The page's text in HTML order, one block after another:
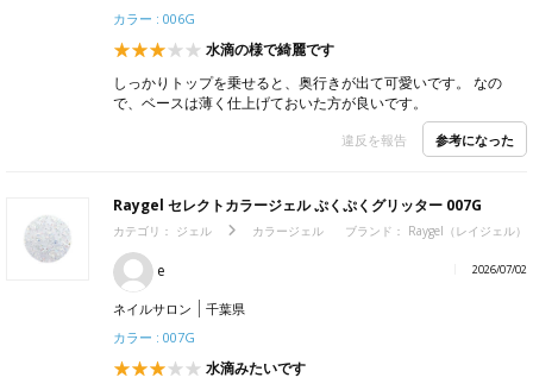
カラー : 006G
水滴の様で綺麗です
しっかりトップを乗せると、奥行きが出て可愛いです。 なの
で、ベースは薄く仕上げておいた方が良いです。
違反を報告 参考になった
Raygel セレクトカラージェル ぷくぷくグリッター 007G
カテゴリ： ジェル カラージェル ブランド： Raygel（レイジェル）
e 2026/07/02
ネイルサロン
千葉県
カラー : 007G
水滴みたいです